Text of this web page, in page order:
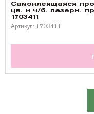
Самоклеящаяся
цв. и ч/б. лазерн.
1703411
Артикул: 1703411